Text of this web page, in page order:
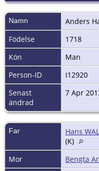
Namn Anders
Födelse
1718
Kön
Man
Person-ID
I12920
Senast
ändrad
7 Apr
Far Hans
(K)
Mor
Bengta